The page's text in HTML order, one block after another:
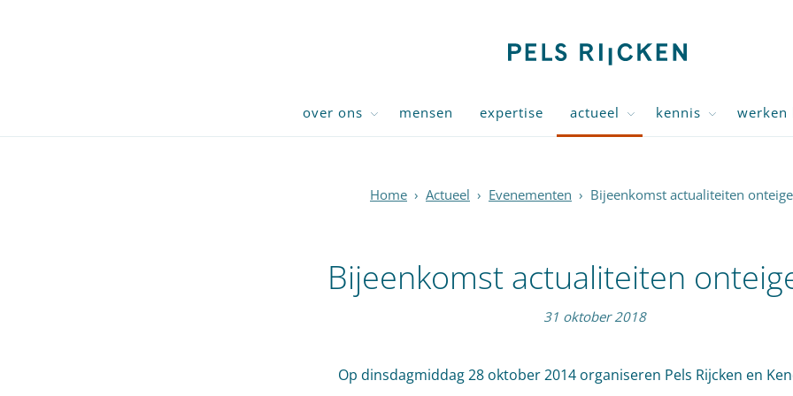
over ons mensen expertise actueel kennis werken
Home › Actueel › Evenementen › Bijeenkomst actualiteiten
Bijeenkomst actualiteiten
31 oktober 2018
Op dinsdagmiddag 28 oktober 2014 organiseren Pels Rijcken en